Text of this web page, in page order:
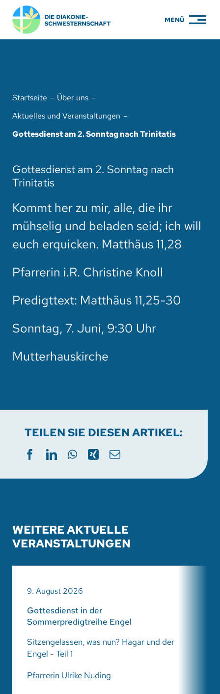
Zum
Inhalt
springen
MENÜ
KARRIERE
ENGAGEMENT
SERVICE
HOTEL
SPENDEN
SUCHE
Startseite
Über uns
Aktuelles und Veranstaltungen
Gottesdienst am 2. Sonntag nach Trinitatis
Gottesdienst am 2. Sonntag nach
Trinitatis
Kommt her zu mir, alle, die ihr
mühselig und beladen seid; ich will
euch erquicken. Matthäus 11,28
Pfarrerin i.R. Christine Knoll
Predigttext: Matthäus 11,25-30
Sonntag, 7. Juni, 9:30 Uhr
Mutterhauskirche
TEILEN SIE DIESEN ARTIKEL:
WEITERE AKTUELLE
VERANSTALTUNGEN
9. August 2026
Gottesdienst in der
Sommerpredigtreihe Engel
Sitzengelassen, was nun? Hagar und der
Engel - Teil 1
Pfarrerin Ulrike Nuding